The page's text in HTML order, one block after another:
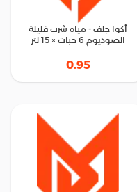
أكوا جلف - مياه شرب قليلة
الصوديوم 6 حبات × 15 لتر
0.95